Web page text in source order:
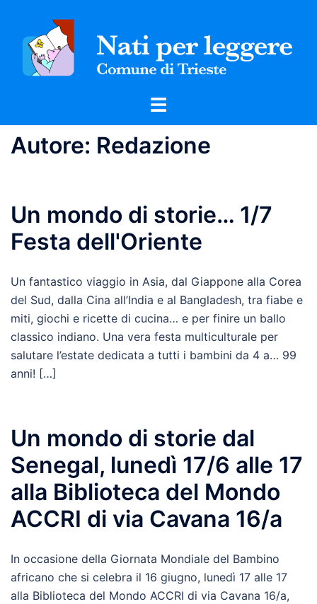
contenuto
Mostra/Nascondi
Autore: Redazione
Un mondo di storie… 1/7
Festa dell'Oriente
Un fantastico viaggio in Asia, dal Giappone alla Corea
del Sud, dalla Cina all’India e al Bangladesh, tra fiabe e
miti, giochi e ricette di cucina… e per finire un ballo
classico indiano. Una vera festa multiculturale per
salutare l’estate dedicata a tutti i bambini da 4 a… 99
anni! […]
Un mondo di storie dal
Senegal, lunedì 17/6 alle 17
alla Biblioteca del Mondo
ACCRI di via Cavana 16/a
In occasione della Giornata Mondiale del Bambino
africano che si celebra il 16 giugno, lunedì 17 alle 17
alla Biblioteca del Mondo ACCRI di via Cavana 16/a,